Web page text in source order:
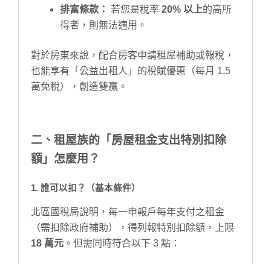
排富條款： 若您是稅率 20% 以上的高所
得者，則無法適用。
對於房東來說，配合房客申請租屋補助或報稅，
也能享有「公益出租人」的稅賦優惠（每月 1.5
萬免稅），創造雙贏。
二、租屋族的「房屋租金支出特別扣除
額」怎麼用？
1. 誰可以扣？（基本條件）
北區國稅局說明，每一申報戶每年支付之租金
（需扣除政府補助），得列報特別扣除額，上限
18 萬元 。但需同時符合以下 3 點：